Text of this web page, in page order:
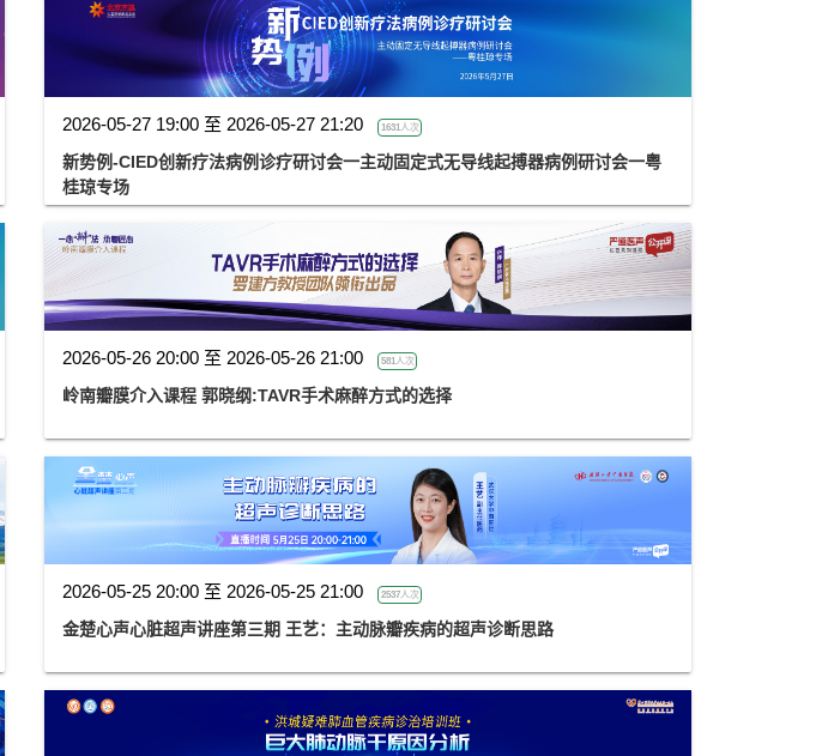
2026-05-27 19:00 至 2026-05-27 21:20 1631人次
新势例-CIED创新疗法病例诊疗研讨会一主动固定式无导线起搏器病例研讨会一粤
桂琼专场
2026-05-26 20:00 至 2026-05-26 21:00 581人次
岭南瓣膜介入课程 郭晓纲:TAVR手术麻醉方式的选择
2026-05-25 20:00 至 2026-05-25 21:00 2537人次
金楚心声心脏超声讲座第三期 王艺：主动脉瓣疾病的超声诊断思路